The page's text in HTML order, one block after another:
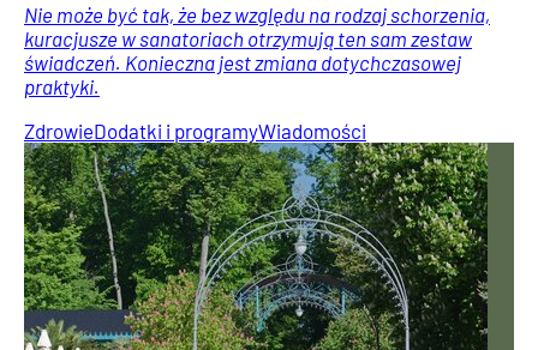
Nie może być tak, że bez względu na rodzaj schorzenia,
kuracjusze w sanatoriach otrzymują ten sam zestaw
świadczeń. Konieczna jest zmiana dotychczasowej
praktyki.
ZdrowieDodatki i programyWiadomości